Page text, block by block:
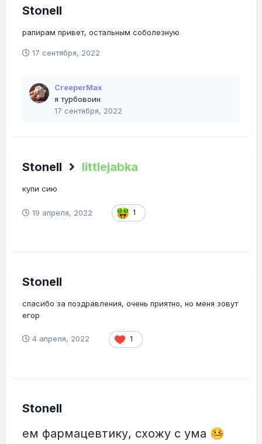
Stonell
рапирам привет, остальным соболезную
17 сентября, 2022
CreeperMax
я турбовоин
17 сентября, 2022
Stonell littlejabka
купи сию
19 апреля, 2022 1
Stonell
спасибо за поздравления, очень приятно, но меня зовут
егор
4 апреля, 2022 1
Stonell
ем фармацевтику, схожу с ума 🤒